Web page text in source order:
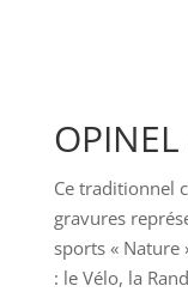
Ce traditionnel
gravures
sports « Nature
: le Vélo, la